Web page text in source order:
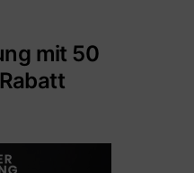
mit 50